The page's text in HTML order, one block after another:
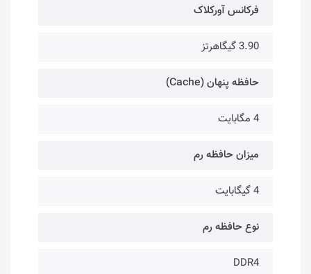
فرکانس آورکلاک
3.90 گیگاهرتز
حافظه پنهان (Cache)
4 مگابایت
میزان حافظه رم
4 گیگابایت
نوع حافظه رم
DDR4